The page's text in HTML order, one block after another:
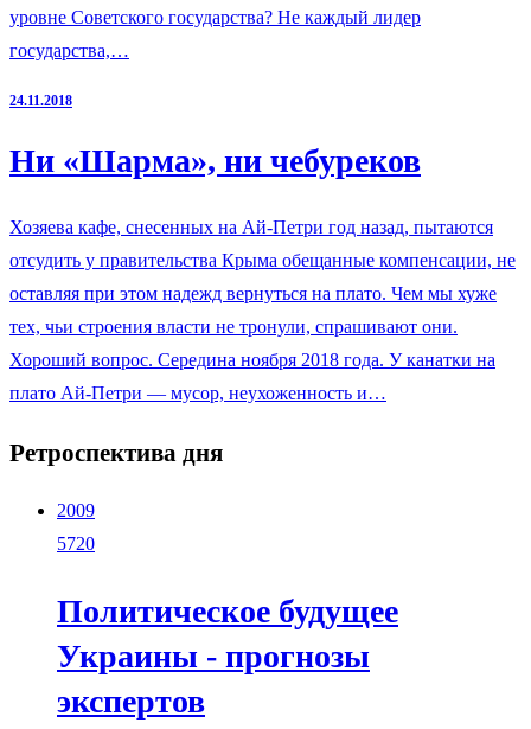
уровне Советского государства? Не каждый лидер
государства,…
24.11.2018
Ни «Шарма», ни чебуреков
Хозяева кафе, снесенных на Ай-Петри год назад, пытаются
отсудить у правительства Крыма обещанные компенсации, не
оставляя при этом надежд вернуться на плато. Чем мы хуже
тех, чьи строения власти не тронули, спрашивают они.
Хороший вопрос. Середина ноября 2018 года. У канатки на
плато Ай-Петри — мусор, неухоженность и…
Ретроспектива дня
2009
5720
Политическое будущее
Украины - прогнозы
экспертов